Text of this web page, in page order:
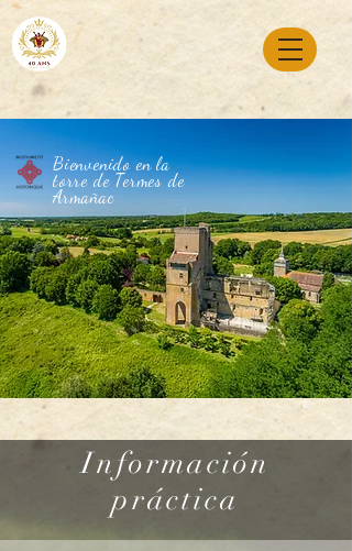
Bienvenido en la
torre de Termes de
Armañac
Información
práctica